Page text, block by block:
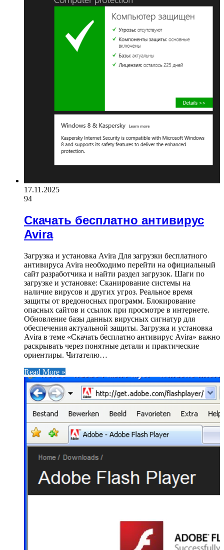
17.11.2025
94
Скачать бесплатно антивирус
Avira
Загрузка и установка Avira Для загрузки бесплатного
антивируса Avira необходимо перейти на официальный
сайт разработчика и найти раздел загрузок. Шаги по
загрузке и установке: Сканирование системы на
наличие вирусов и других угроз. Реальное время
защиты от вредоносных программ. Блокирование
опасных сайтов и ссылок при просмотре в интернете.
Обновление базы данных вирусных сигнатур для
обеспечения актуальной защиты. Загрузка и установка
Avira в теме «Скачать бесплатно антивирус Avira» важно
раскрывать через понятные детали и практические
ориентиры. Читателю…
Read More »